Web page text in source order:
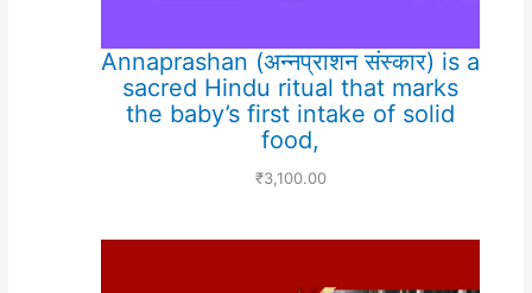
Annaprashan (अन्नप्राशन संस्कार) is a
sacred Hindu ritual that marks
the baby’s first intake of solid
food,
₹3,100.00